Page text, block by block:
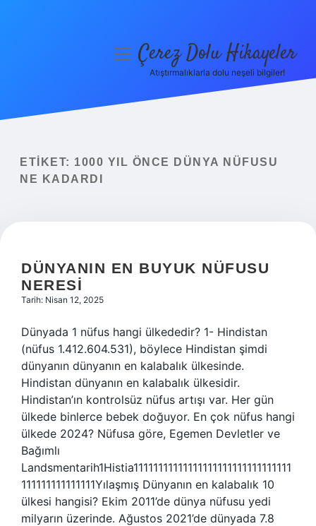
Yasal Uyarı
menüyüÇerez Dolu Hikayeler
Atıştırmalıklarla dolu neşeli bilgiler!
ETIKET: 1000 YIL ÖNCE DÜNYA NÜFUSU
NE KADARDI
DÜNYANIN EN BUYUK NÜFUSU
NERESI
Tarih: Nisan 12, 2025
Dünyada 1 nüfus hangi ülkededir? 1- Hindistan
(nüfus 1.412.604.531), böylece Hindistan şimdi
dünyanın dünyanın en kalabalık ülkesinde.
Hindistan dünyanın en kalabalık ülkesidir.
Hindistan’ın kontrolsüz nüfus artışı var. Her gün
ülkede binlerce bebek doğuyor. En çok nüfus hangi
ülkede 2024? Nüfusa göre, Egemen Devletler ve
Bağımlı
Landsmentarih1Histia11111111111111111111111111111111
111111111111111Yılaşmış Dünyanın en kalabalık 10
ülkesi hangisi? Ekim 2011’de dünya nüfusu yedi
milyarın üzerinde. Ağustos 2021’de dünyada 7.8